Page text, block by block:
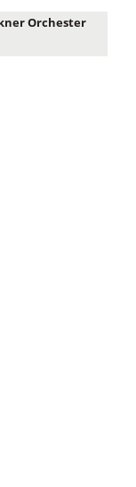
Orchester